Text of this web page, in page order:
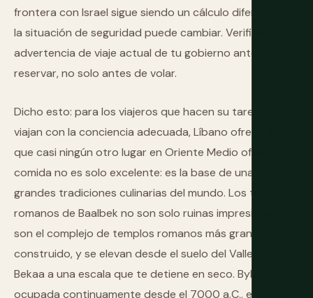
frontera con Israel sigue siendo un cálculo diferente, y
la situación de seguridad puede cambiar. Verifica la
advertencia de viaje actual de tu gobierno antes de
reservar, no solo antes de volar.
Dicho esto: para los viajeros que hacen su tarea y
viajan con la conciencia adecuada, Líbano ofrece algo
que casi ningún otro lugar en Oriente Medio ofrece. La
comida no es solo excelente: es la base de una de las
grandes tradiciones culinarias del mundo. Los templos
romanos de Baalbek no son solo ruinas impresionantes;
son el complejo de templos romanos más grande jamás
construido, y se elevan desde el suelo del Valle de
Bekaa a una escala que te detiene en seco. Byblos,
ocupada continuamente desde el 7000 a.C., es donde